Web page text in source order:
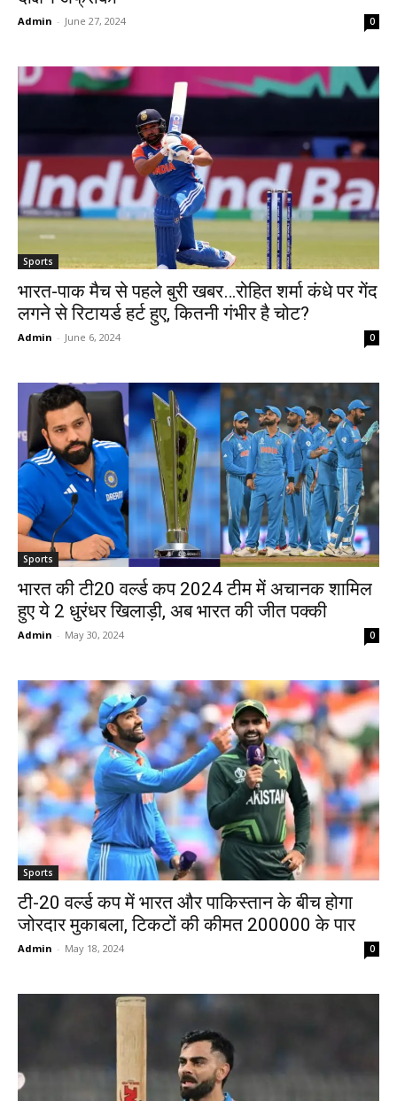
Admin - June 27, 2024 0
Sports
भारत-पाक मैच से पहले बुरी खबर…रोहित शर्मा कंधे पर गेंद
लगने से रिटायर्ड हर्ट हुए, कितनी गंभीर है चोट?
Admin - June 6, 2024 0
Sports
भारत की टी20 वर्ल्ड कप 2024 टीम में अचानक शामिल
हुए ये 2 धुरंधर खिलाड़ी, अब भारत की जीत पक्की
Admin - May 30, 2024 0
Sports
टी-20 वर्ल्ड कप में भारत और पाकिस्तान के बीच होगा
जोरदार मुकाबला, टिकटों की कीमत 200000 के पार
Admin - May 18, 2024 0